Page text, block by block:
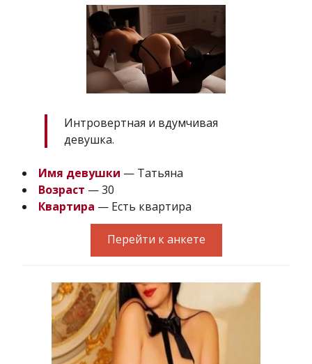
Интровертная и вдумчивая
девушка.
Имя девушки — Татьяна
Возраст — 30
Квартира — Есть квартира
Перейти к анкете